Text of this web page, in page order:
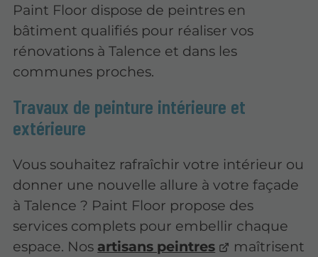
Paint Floor dispose de peintres en
bâtiment qualifiés pour réaliser vos
rénovations à Talence et dans les
communes proches.
Travaux de peinture intérieure et
extérieure
Vous souhaitez rafraîchir votre intérieur ou
donner une nouvelle allure à votre façade
à Talence ? Paint Floor propose des
services complets pour embellir chaque
espace. Nos artisans peintres
maîtrisent